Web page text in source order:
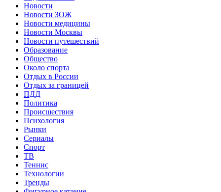
Новости
Новости ЗОЖ
Новости медицины
Новости Москвы
Новости путешествий
Образование
Общество
Около спорта
Отдых в России
Отдых за границей
ПДД
Политика
Происшествия
Психология
Рынки
Сериалы
Спорт
ТВ
Теннис
Технологии
Тренды